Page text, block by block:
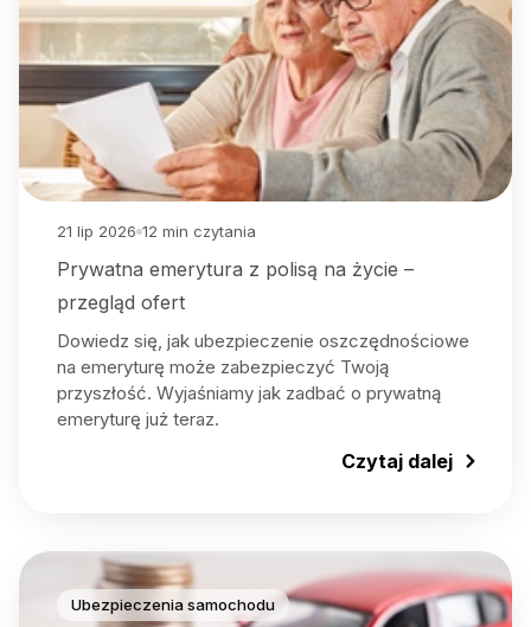
21 lip 2026 12 min czytania
Prywatna emerytura z polisą na życie –
przegląd ofert
Dowiedz się, jak ubezpieczenie oszczędnościowe
na emeryturę może zabezpieczyć Twoją
przyszłość. Wyjaśniamy jak zadbać o prywatną
emeryturę już teraz.
Czytaj dalej
Ubezpieczenia samochodu